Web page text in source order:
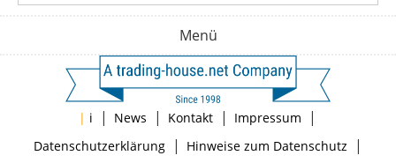
Menü
| i | News | Kontakt | Impressum |
Datenschutzerklärung| Hinweise zum Datenschutz |